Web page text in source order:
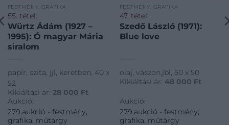
FESTMÉNY, GRAFIKA
55. tétel:
Würtz Ádám (1927 –
1995): Ó magyar Mária
siralom
papír, szita, jjl, keretben, 40 x
52
Kikiáltási ár: 28 000 Ft
Aukció:
279.aukció - festmény,
grafika, műtárgy
FESTMÉNY, GRAFIKA
47. tétel:
Szedő László (1971):
Blue love
olaj, vászon,jbl, 50 x 50
Kikiáltási ár: 48 000 Ft
Aukció:
279.aukció - festmény,
grafika, műtárgy